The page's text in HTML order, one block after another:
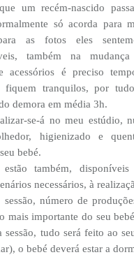
um recém-nascido
só acorda para
as fotos eles
também na
acessórios é preciso
fiquem tranquilos, por
demora em média 3h.
se-á no meu estúdio,
higienizado e
bebé.
também, disponíveis
necessários, à
número de
mais importante do seu
tudo será feito ao
o bebé deverá estar a